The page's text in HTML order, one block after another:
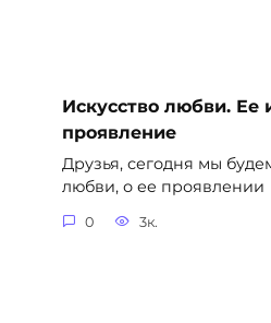
Искусство любви. Ее
проявление
Друзья, сегодня мы
любви, о ее проявлении
0 3к.